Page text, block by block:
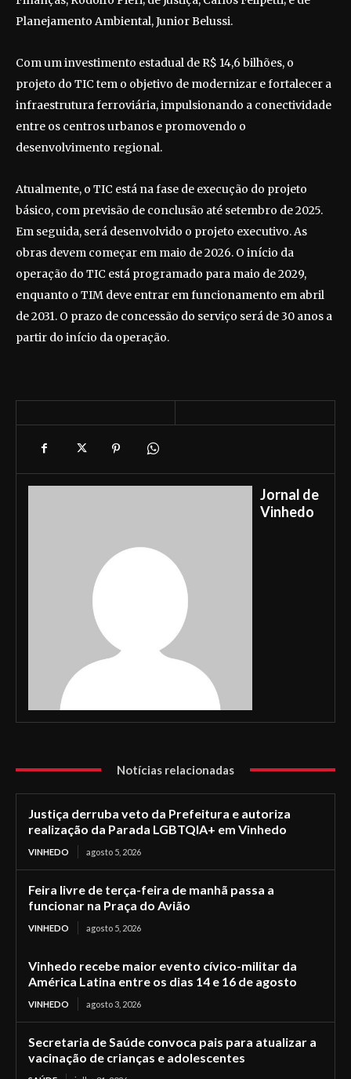
Planejamento Ambiental, Junior Belussi.
Com um investimento estadual de R$ 14,6 bilhões, o
projeto do TIC tem o objetivo de modernizar e fortalecer a
infraestrutura ferroviária, impulsionando a conectividade
entre os centros urbanos e promovendo o
desenvolvimento regional.
Atualmente, o TIC está na fase de execução do projeto
básico, com previsão de conclusão até setembro de 2025.
Em seguida, será desenvolvido o projeto executivo. As
obras devem começar em maio de 2026. O início da
operação do TIC está programado para maio de 2029,
enquanto o TIM deve entrar em funcionamento em abril
de 2031. O prazo de concessão do serviço será de 30 anos a
partir do início da operação.
Jornal de
Vinhedo
Notícias relacionadas
Justiça derruba veto da Prefeitura e autoriza
realização da Parada LGBTQIA+ em Vinhedo
VINHEDO agosto 5, 2026
Feira livre de terça-feira de manhã passa a
funcionar na Praça do Avião
VINHEDO agosto 5, 2026
Vinhedo recebe maior evento cívico-militar da
América Latina entre os dias 14 e 16 de agosto
VINHEDO agosto 3, 2026
Secretaria de Saúde convoca pais para atualizar a
vacinação de crianças e adolescentes